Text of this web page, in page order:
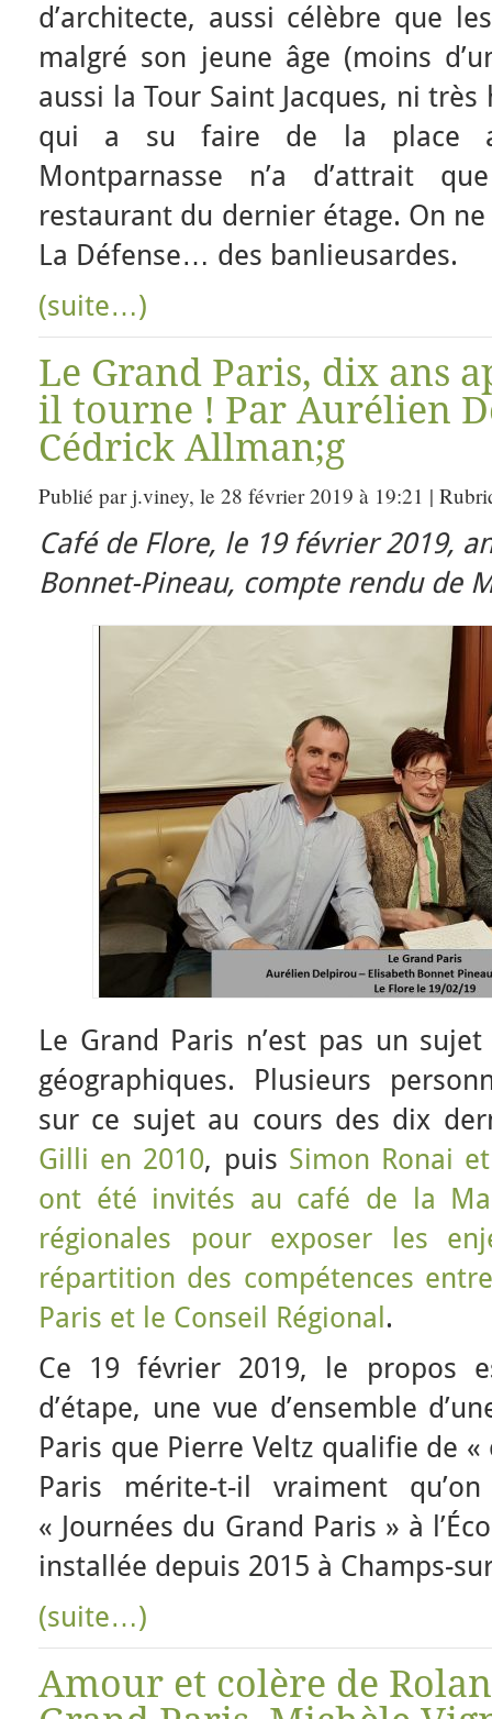
d’architecte, aussi célèbre que
malgré son jeune âge (moins
aussi la Tour Saint Jacques, ni
qui a su faire de la place
Montparnasse n’a d’attrait
restaurant du dernier étage. On
La Défense… des banlieusardes.
(suite…)
Le Grand Paris, dix ans
il tourne ! Par Aurélien
Cédrick Allman;g
Publié par j.viney, le 28 février 2019 à 19:21 |
Café de Flore, le 19 février 2019,
Bonnet-Pineau, compte rendu de
Le Grand Paris n’est pas un
géographiques. Plusieurs
sur ce sujet au cours des dix
Gilli en 2010, puis Simon Ronai
ont été invités au café de la
régionales pour exposer les
répartition des compétences
Paris et le Conseil Régional .
Ce 19 février 2019, le propos
d’étape, une vue d’ensemble
Paris que Pierre Veltz qualifie de
Paris mérite-t-il vraiment
« Journées du Grand Paris » à
installée depuis 2015 à Champs-
(suite…)
Amour et colère de